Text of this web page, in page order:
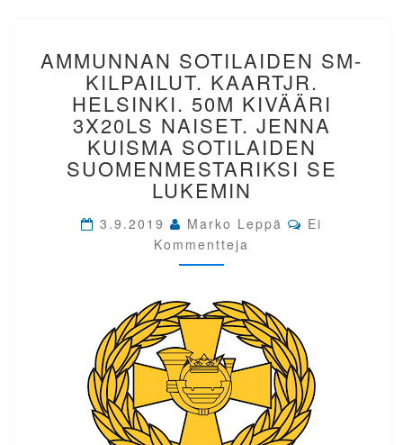
SOTILAIDEN
SM-
KILPAILUT.
KAARTJR.
HELSINKI.
50M
KIVÄÄRI
3X20LS
NAISET.
JENNA
KUISMA
SOTILAIDEN
LUKEMIN
AMMUNNAN SOTILAIDEN SM-
KILPAILUT. KAARTJR.
HELSINKI. 50M KIVÄÄRI
3X20LS NAISET. JENNA
KUISMA SOTILAIDEN
SUOMENMESTARIKSI SE
LUKEMIN
3.9.2019 Marko Leppä Comments
Ei
Kommentteja